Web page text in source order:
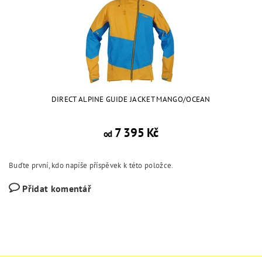
DIRECT ALPINE GUIDE JACKET MANGO/OCEAN
od7 395 Kč
Buďte první, kdo napíše příspěvek k této položce.
Přidat komentář